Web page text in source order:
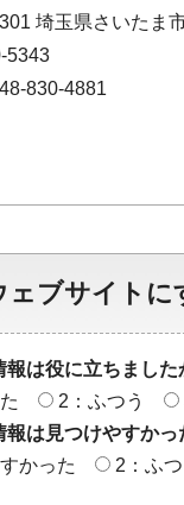
埼玉県さいたま
5343
830-4881
ェブサイト
報は役に立ちました
2：ふつう
報は見つけやすかっ
かった
2：ふつ